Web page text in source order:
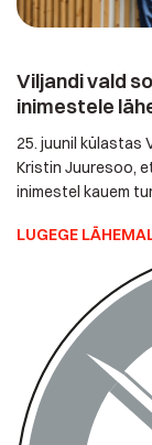
Viljandi vald
25. juunil külastas
Kristin Juuresoo,
pakuvad
Kohtumisel
erinevate
erivajadustega
parandada